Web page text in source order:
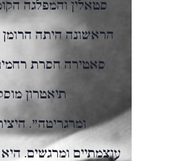
הראשונה היתה
סאטירה חסרת
תיאטרון
ומרגריטה".